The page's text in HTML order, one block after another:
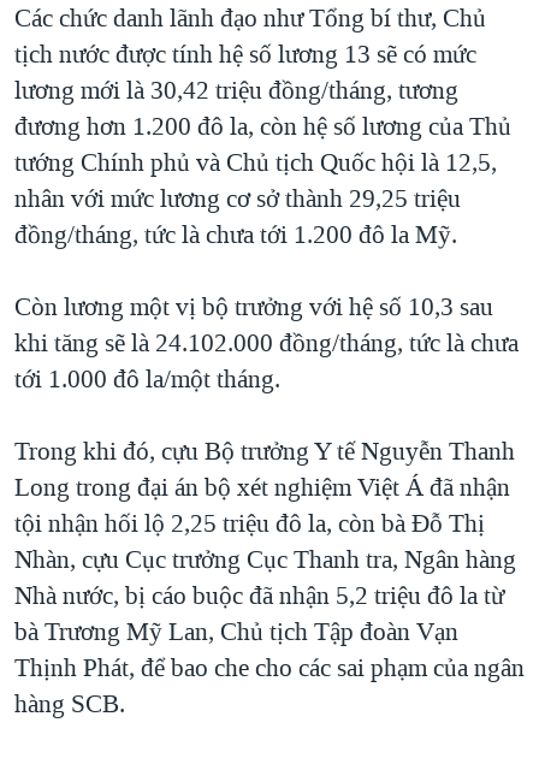
Các chức danh lãnh đạo như Tổng bí thư, Chủ
tịch nước được tính hệ số lương 13 sẽ có mức
lương mới là 30,42 triệu đồng/tháng, tương
đương hơn 1.200 đô la, còn hệ số lương của Thủ
tướng Chính phủ và Chủ tịch Quốc hội là 12,5,
nhân với mức lương cơ sở thành 29,25 triệu
đồng/tháng, tức là chưa tới 1.200 đô la Mỹ.
Còn lương một vị bộ trưởng với hệ số 10,3 sau
khi tăng sẽ là 24.102.000 đồng/tháng, tức là chưa
tới 1.000 đô la/một tháng.
Trong khi đó, cựu Bộ trưởng Y tế Nguyễn Thanh
Long trong đại án bộ xét nghiệm Việt Á đã nhận
tội nhận hối lộ 2,25 triệu đô la, còn bà Đỗ Thị
Nhàn, cựu Cục trưởng Cục Thanh tra, Ngân hàng
Nhà nước, bị cáo buộc đã nhận 5,2 triệu đô la từ
bà Trương Mỹ Lan, Chủ tịch Tập đoàn Vạn
Thịnh Phát, để bao che cho các sai phạm của ngân
hàng SCB.